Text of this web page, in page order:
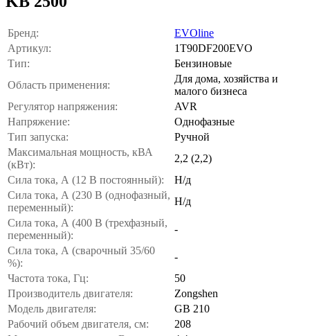
Бренд:
EVOline
Артикул:
1T90DF200EVO
Тип:
Бензиновые
Область применения:
Для дома, хозяйства и
малого бизнеса
Регулятор напряжения:
AVR
Напряжение:
Однофазные
Тип запуска:
Ручной
Максимальная мощность, кВА
(кВт):
2,2 (2,2)
Сила тока, А (12 В постоянный):
Н/д
Сила тока, А (230 В (однофазный,
переменный):
Н/д
Сила тока, А (400 В (трехфазный,
переменный):
-
Сила тока, А (сварочный 35/60
%):
-
Частота тока, Гц:
50
Производитель двигателя:
Zongshen
Модель двигателя:
GB 210
Рабочий объем двигателя, см:
208